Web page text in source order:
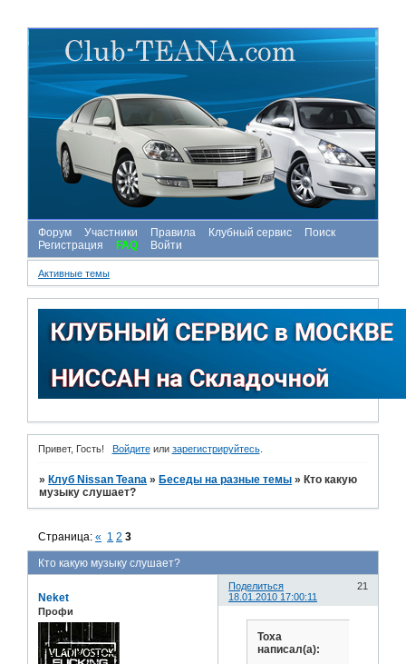
Форум Участники Правила Клубный сервис
Поиск
Регистрация
FAQ Войти
Активные темы
Привет, Гость! Войдитеили зарегистрируйтесь.
» Клуб Nissan Teana » Беседы на разные темы » Кто какую
музыку слушает?
Кто какую музыку слушает?
Страница:« 1 2 3
Поделиться
21
18.01.2010 17:00:11
Neket
Профи
Toxa
написал(а):